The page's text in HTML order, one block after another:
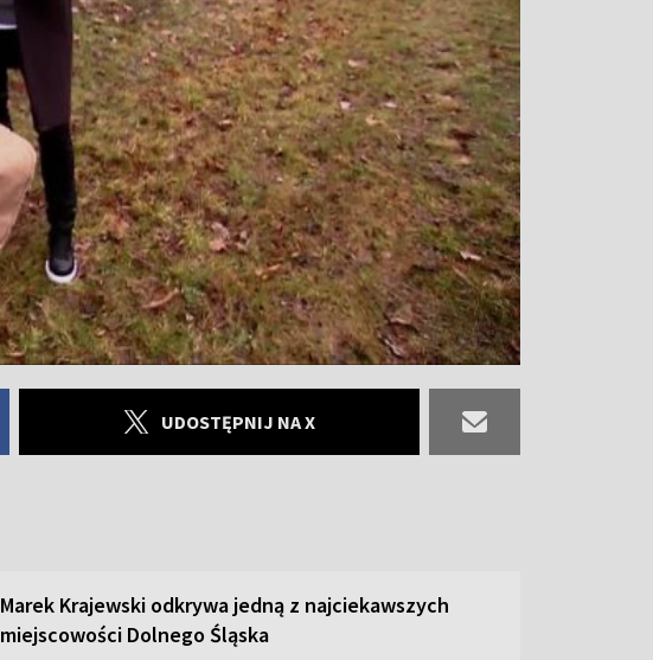
UDOSTĘPNIJ NA X
Marek Krajewski odkrywa jedną z najciekawszych
miejscowości Dolnego Śląska